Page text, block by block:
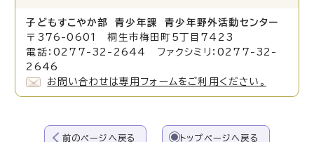
子どもすこやか部 青少年課 青少年野外活動センター
〒376-0601 桐生市梅田町5丁目7423
電話：0277-32-2644 ファクシミリ：0277-32-
2646
お問い合わせは専用フォームをご利用ください。
前のページへ戻る トップページへ戻る